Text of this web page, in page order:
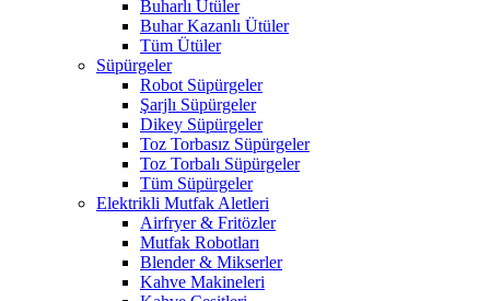
Buharlı Ütüler
Buhar Kazanlı Ütüler
Tüm Ütüler
Süpürgeler
Robot Süpürgeler
Şarjlı Süpürgeler
Dikey Süpürgeler
Toz Torbasız Süpürgeler
Toz Torbalı Süpürgeler
Tüm Süpürgeler
Elektrikli Mutfak Aletleri
Airfryer & Fritözler
Mutfak Robotları
Blender & Mikserler
Kahve Makineleri